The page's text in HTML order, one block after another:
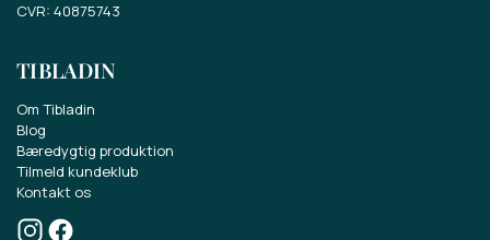
CVR: 40875743
TIBLADIN
Om Tibladin
Blog
Bæredygtig produktion
Tilmeld kundeklub
Kontakt os